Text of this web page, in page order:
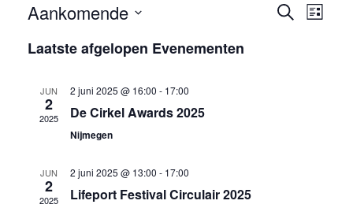
Zoeken
Lijst
Aankomende
een
Laatste afgelopen Evenementen
JUN
2
2025
2 juni 2025 @ 16:00 - 17:00
De Cirkel Awards 2025
Nijmegen
JUN
2
2025
2 juni 2025 @ 13:00 - 17:00
Lifeport Festival Circulair 2025